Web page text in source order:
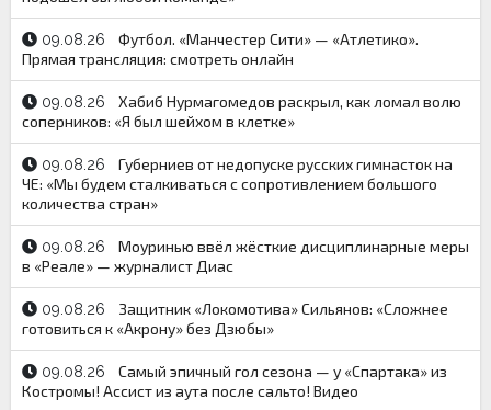
09.08.26
Футбол. «Манчестер Сити» — «Атлетико».
Прямая трансляция: смотреть онлайн
09.08.26
Хабиб Нурмагомедов раскрыл, как ломал волю
соперников: «Я был шейхом в клетке»
09.08.26
Губерниев от недопуске русских гимнасток на
ЧЕ: «Мы будем сталкиваться с сопротивлением большого
количества стран»
09.08.26
Моуринью ввёл жёсткие дисциплинарные меры
в «Реале» — журналист Диас
09.08.26
Защитник «Локомотива» Сильянов: «Сложнее
готовиться к «Акрону» без Дзюбы»
09.08.26
Самый эпичный гол сезона — у «Спартака» из
Костромы! Ассист из аута после сальто! Видео